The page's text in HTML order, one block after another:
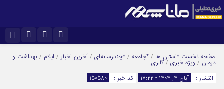
اینستاگرام
تلگرام
سروش
ایتا
نام کاربری یا نشانی ایمیل
صفحه نخست *استان ها / *جامعه / *چندرسانه‌ای / آخرین اخبار / ایلام / بهداشت و
درمان / ویژه خبری /گالری
انتشار :
آبان ۴, ۱۴۰۴ - ۱۷:۲۲ کد خبر : 150580